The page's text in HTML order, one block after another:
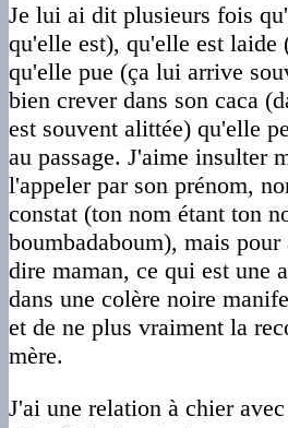
Je lui ai dit plusieurs fois
qu'elle est), qu'elle est laide
qu'elle pue (ça lui arrive
bien crever dans son caca
est souvent alittée) qu'elle
au passage. J'aime insulter
l'appeler par son prénom,
constat (ton nom étant ton
boumbadaboum), mais
dire maman, ce qui est une
dans une colère noire
et de ne plus vraiment la
mère.
J'ai une relation à chier